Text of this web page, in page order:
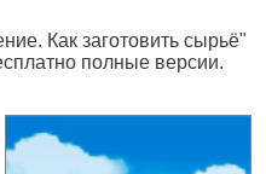
Как заготовить сырьё"
полные версии.